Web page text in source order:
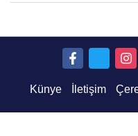
Künye İletişim